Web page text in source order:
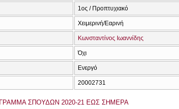
1ος / Προπτυχιακό
Χειμερινή/Εαρινή
Κωνσταντίνος Ιωαννίδης
Όχι
Ενεργό
20002731
ΣΠΟΥΔΩΝ 2020-21 ΕΩΣ ΣΗΜΕΡΑ